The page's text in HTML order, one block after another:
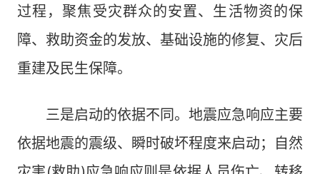
过程，聚焦受灾群众的安置、生活物资的保
障、救助资金的发放、基础设施的修复、灾后
重建及民生保障。
三是启动的依据不同。地震应急响应主要
依据地震的震级、瞬时破坏程度来启动；自然